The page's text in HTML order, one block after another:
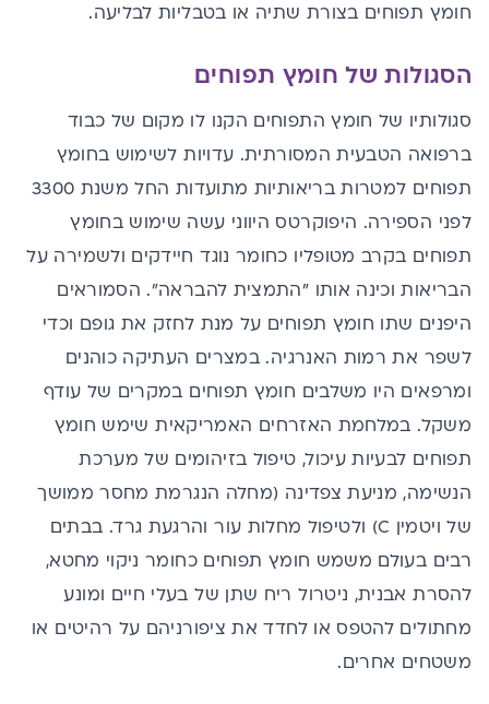
חומץ תפוחים בצורת שתיה או בטבליות לבליעה.
הסגולות של חומץ תפוחים
סגולותיו של חומץ התפוחים הקנו לו מקום של כבוד
ברפואה הטבעית המסורתית. עדויות לשימוש בחומץ
תפוחים למטרות בריאותיות מתועדות החל משנת 3300
לפני הספירה. היפוקרטס היווני עשה שימוש בחומץ
תפוחים בקרב מטופליו כחומר נוגד חיידקים ולשמירה על
הבריאות וכינה אותו "התמצית להבראה". הסמוראים
היפנים שתו חומץ תפוחים על מנת לחזק את גופם וכדי
לשפר את רמות האנרגיה. במצרים העתיקה כוהנים
ומרפאים היו משלבים חומץ תפוחים במקרים של עודף
משקל. במלחמת האזרחים האמריקאית שימש חומץ
תפוחים לבעיות עיכול, טיפול בזיהומים של מערכת
הנשימה, מניעת צפדינה (מחלה הנגרמת מחסר ממושך
של ויטמין C
) ולטיפול מחלות עור והרגעת גרד. בבתים
רבים בעולם משמש חומץ תפוחים כחומר ניקוי מחטא,
להסרת אבנית, ניטרול ריח שתן של בעלי חיים ומונע
מחתולים להטפס או לחדד את ציפורניהם על רהיטים או
משטחים אחרים.